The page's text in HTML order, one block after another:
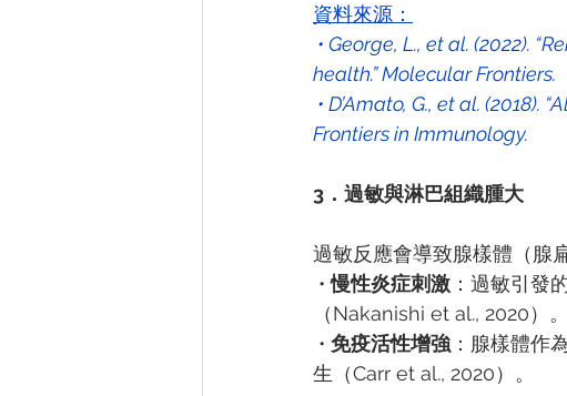
資料來源：
health.” Molecular Frontiers.
Frontiers in Immunology.
3．過敏與淋巴組織腫大
過敏反應會導致腺樣體（腺
• 慢性炎症刺激 ：過敏引發
（Nakanishi et al., 2020）。
• 免疫活性增強 ：腺樣體作
生（Carr et al., 2020）。